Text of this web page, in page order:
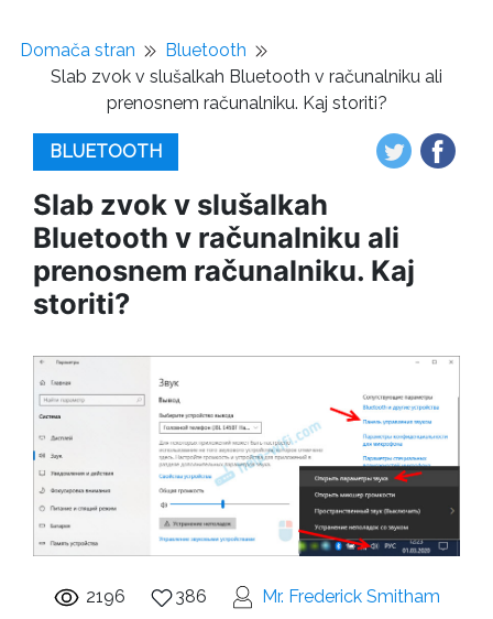
Domača stran
Bluetooth
Slab zvok v slušalkah Bluetooth v računalniku ali
prenosnem računalniku. Kaj storiti?
BLUETOOTH
Slab zvok v slušalkah
Bluetooth v računalniku ali
prenosnem računalniku. Kaj
storiti?
2196 386 Mr. Frederick Smitham